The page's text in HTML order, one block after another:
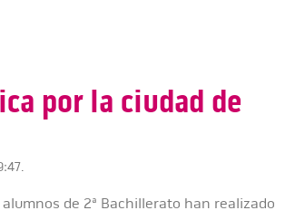
por la ciudad de
de 2ª Bachillerato han realizado